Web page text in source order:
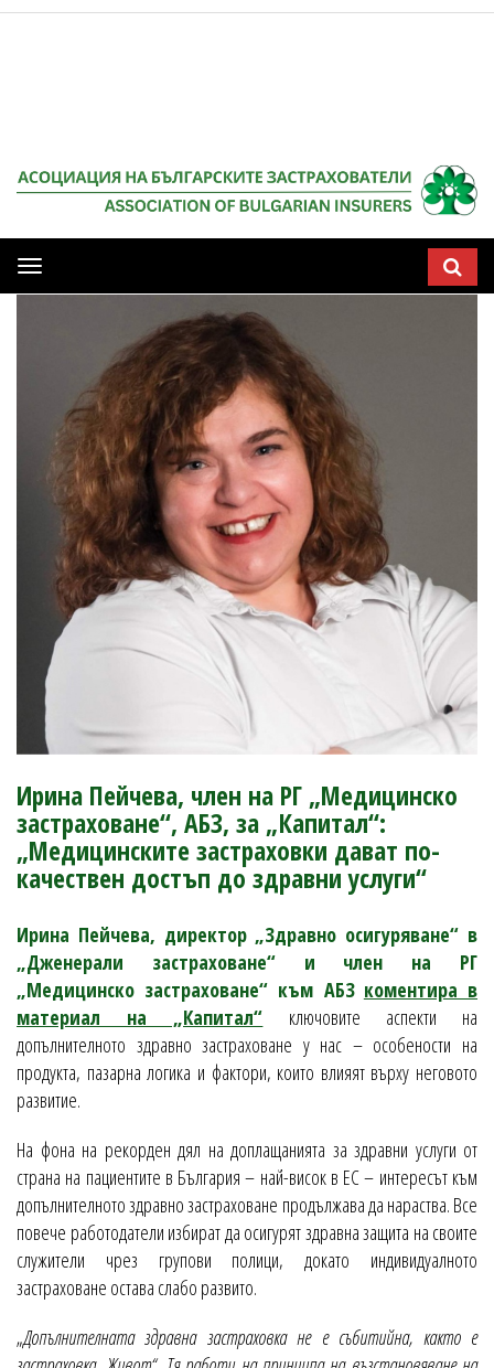
Мобилна
навигация
Ирина Пейчева, член на РГ „Медицинско
застраховане“, АБЗ, за „Капитал“:
„Медицинските застраховки дават по-
качествен достъп до здравни услуги“
Ирина Пейчева, директор „Здравно осигуряване“ в
„Дженерали застраховане“ и член на РГ
„Медицинско застраховане“ към АБЗ коментира в
материал на „Капитал“ ключовите аспекти на
допълнителното здравно застраховане у нас – особености на
продукта, пазарна логика и фактори, които влияят върху неговото
развитие.
На фона на рекорден дял на доплащанията за здравни услуги от
страна на пациентите в България – най-висок в ЕС – интересът към
допълнителното здравно застраховане продължава да нараства. Все
повече работодатели избират да осигурят здравна защита на своите
служители чрез групови полици, докато индивидуалното
застраховане остава слабо развито.
„Допълнителната здравна застраховка не е събитийна, както е